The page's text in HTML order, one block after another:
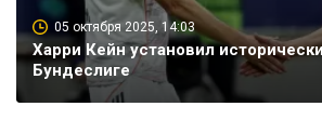
05 октября 2025, 14:03
Харри Кейн установил
Бундеслиге